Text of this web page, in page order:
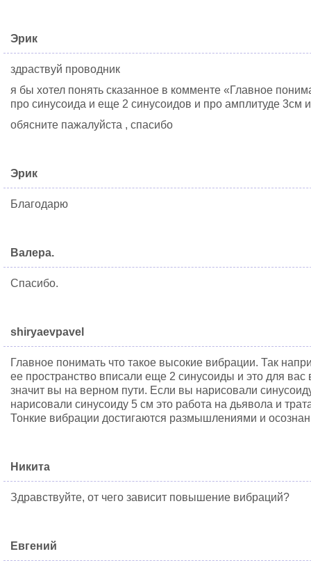
Эрик
здраствуй проводник
я бы хотел понять сказанное в комменте «Главное
про синусоида и еще 2 синусоидов и про амплитуде 3см
обясните пажалуйста , спасибо
Эрик
Благодарю
Валера.
Спасибо.
shiryaevpavel
Главное понимать что такое высокие вибрации. Так
ее пространство вписали еще 2 синусоиды и это для
значит вы на верном пути. Если вы нарисовали
нарисовали синусоиду 5 см это работа на дьявола и
Тонкие вибрации достигаются размышлениями и
Никита
Здравствуйте, от чего зависит повышение вибраций?
Евгений